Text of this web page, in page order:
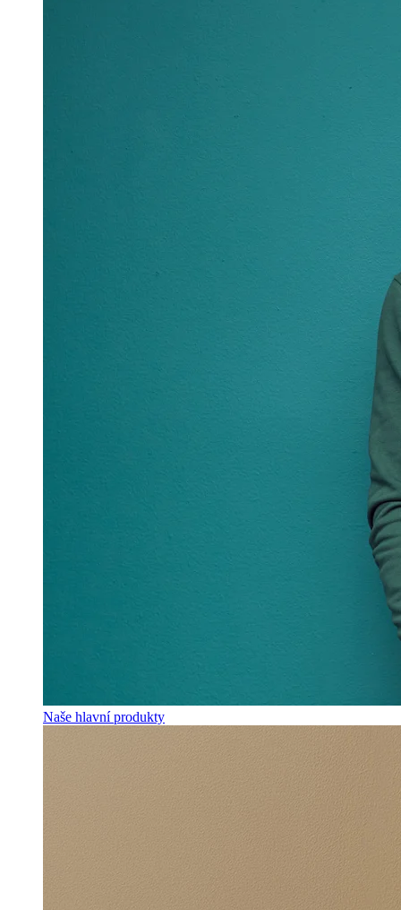
Naše hlavní produkty